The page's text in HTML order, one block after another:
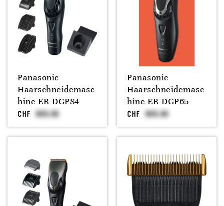
Panasonic
Haarschneidemasc
hine ER-DGP84
CHF
Panasonic
Haarschneidemasc
hine ER-DGP65
CHF